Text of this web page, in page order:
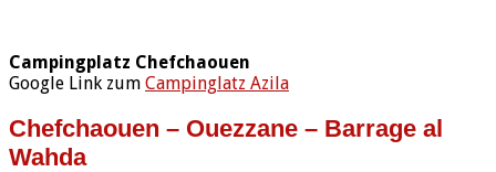
Campingplatz Chefchaouen
Google Link zum Campinglatz Azila
Chefchaouen – Ouezzane – Barrage al
Wahda